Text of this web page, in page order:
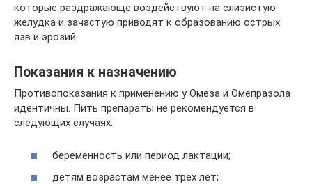
которые раздражающе воздействуют на слизистую
желудка и зачастую приводят к образованию острых
язв и эрозий.
Показания к назначению
Противопоказания к применению у Омеза и Омепразола
идентичны. Пить препараты не рекомендуется в
следующих случаях:
беременность или период лактации;
детям возрастам менее трех лет;